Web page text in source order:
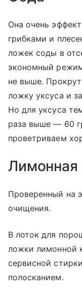
Она очень
грибками и
ложек соды в
экономный
не выше.
ложку уксуса и
Но для уксуса
раза выше — 60
проветриваем
Лимонная
Проверенный на
очищения.
В лоток для
ложки лимонной
сервисной
полосканием.